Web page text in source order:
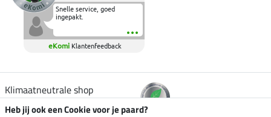
Snelle service, goed
ingepakt.
eKomi Klantenfeedback
Klimaatneutrale shop
Heb jij ook een Cookie voor je paard?